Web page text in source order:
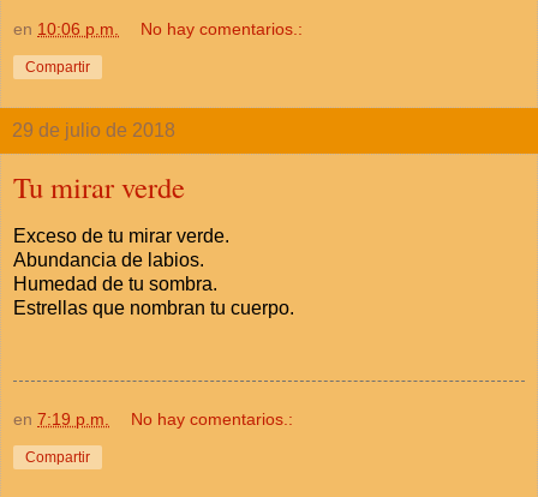
en 10:06 p.m. No hay comentarios.:
Compartir
29 de julio de 2018
Tu mirar verde
Exceso de tu mirar verde.
Abundancia de labios.
Humedad de tu sombra.
Estrellas que nombran tu cuerpo.
en 7:19 p.m. No hay comentarios.:
Compartir